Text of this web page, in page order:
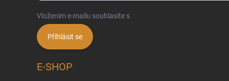
Vložením e-mailu souhlasíte s
Přihlásit se
E-SHOP